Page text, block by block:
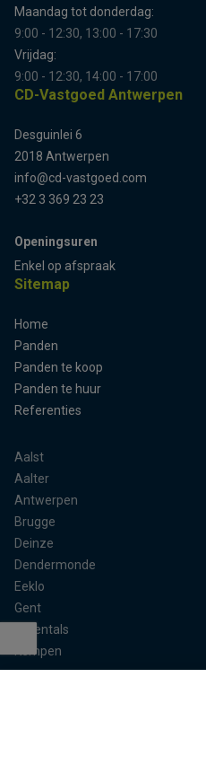
Maandag tot donderdag:
9:00 - 12:30, 13:00 - 17:30
Vrijdag:
9:00 - 12:30, 14:00 - 17:00
CD-Vastgoed Antwerpen
Desguinlei 6
2018 Antwerpen
info@cd-vastgoed.com
+32 3 369 23 23
Openingsuren
Enkel op afspraak
Sitemap
Home
Panden
Panden te koop
Panden te huur
Referenties
Aalst
Aalter
Antwerpen
Brugge
Deinze
Dendermonde
Eeklo
Gent
Herentals
Kempen